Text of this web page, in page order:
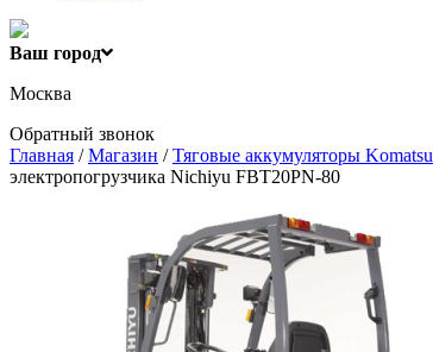
Ваш город
Москва
Обратный звонок
Главная /Магазин /Тяговые аккумуляторы Komatsu
электропогрузчика Nichiyu FBT20PN-80